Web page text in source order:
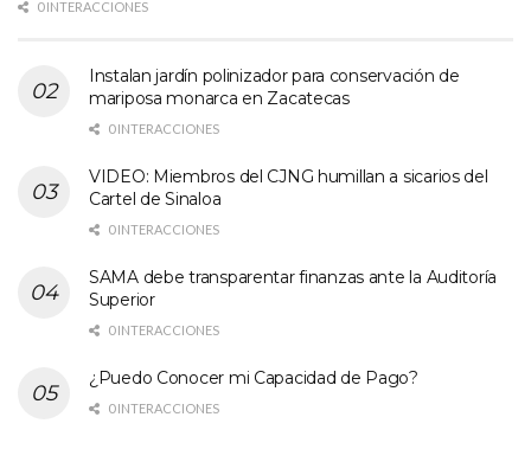
0 INTERACCIONES
Instalan jardín polinizador para conservación de
mariposa monarca en Zacatecas
0 INTERACCIONES
VIDEO: Miembros del CJNG humillan a sicarios del
Cartel de Sinaloa
0 INTERACCIONES
SAMA debe transparentar finanzas ante la Auditoría
Superior
0 INTERACCIONES
¿Puedo Conocer mi Capacidad de Pago?
0 INTERACCIONES